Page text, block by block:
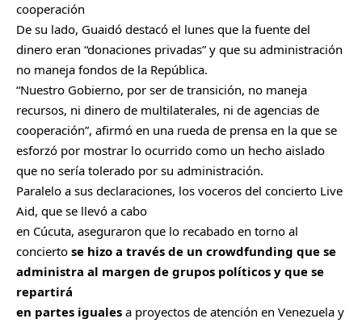
cooperación
De su lado, Guaidó destacó el lunes que la fuente del
dinero eran “donaciones privadas” y que su administración
no maneja fondos de la República.
“Nuestro Gobierno, por ser de transición, no maneja
recursos, ni dinero de multilaterales, ni de agencias de
cooperación”, afirmó en una rueda de prensa en la que se
esforzó por mostrar lo ocurrido como un hecho aislado
que no sería tolerado por su administración.
Paralelo a sus declaraciones, los voceros del concierto Live
Aid, que se llevó a cabo
en Cúcuta, aseguraron que lo recabado en torno al
concierto se hizo a través de un crowdfunding que se
administra al margen de grupos políticos y que se
repartirá
en partes iguales a proyectos de atención en Venezuela y